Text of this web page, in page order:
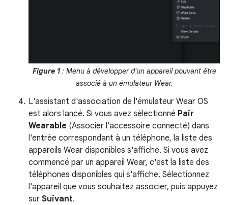
Figure 1: Menu à développer d'un appareil pouvant être
associé à un émulateur Wear.
L'assistant d'association de l'émulateur Wear OS
est alors lancé. Si vous avez sélectionné Pair
Wearable (Associer l'accessoire connecté) dans
l'entrée correspondant à un téléphone, la liste des
appareils Wear disponibles s'affiche. Si vous avez
commencé par un appareil Wear, c'est la liste des
téléphones disponibles qui s'affiche. Sélectionnez
l'appareil que vous souhaitez associer, puis appuyez
sur Suivant.